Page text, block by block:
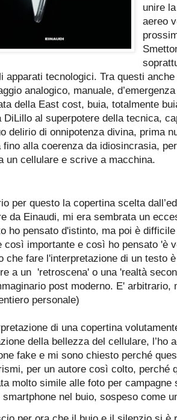
unire
aereo
apparati tecnologici. Tra questi
analogico, manuale,
della East cost, buia, totalmente
DiLillo al superpotere della tecnica,
delirio di onnipotenza divina, prima
fino alla coerenza da idiosincrasia,
un cellulare e scrive a macchina.
per questo la copertina scelta
da Einaudi, mi era sembrata un
ho pensato d'istinto, ma poi è
così importante e così ho pensato 'è
che fare l'interpretazione di un testo
a un 'retroscena' o una 'realtà
post moderno. E' arbitrario,
personale)
di una copertina
della bellezza del cellulare, l’ho
fake e mi sono chiesto perché
per un autore così colto, perché
molto simile alle foto per campagne
smartphone nel buio, sospeso come